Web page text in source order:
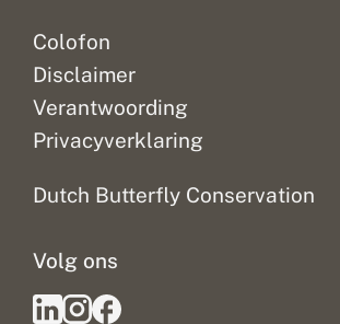
Colofon
Disclaimer
Verantwoording
Privacyverklaring
Dutch Butterfly Conservation
Volg ons